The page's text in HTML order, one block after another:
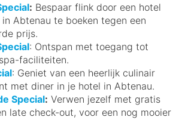
: Bespaar flink door een hotel
Abtenau te boeken tegen een
prijs.
: Ontspan met toegang tot
faciliteiten.
: Geniet van een heerlijk culinair
met diner in je hotel in Abtenau.
Special: Verwen jezelf met gratis
late check-out, voor een nog mooier